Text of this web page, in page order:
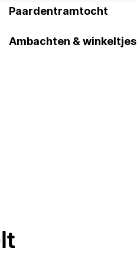
Paardentramtocht
Ambachten & winkeltjes